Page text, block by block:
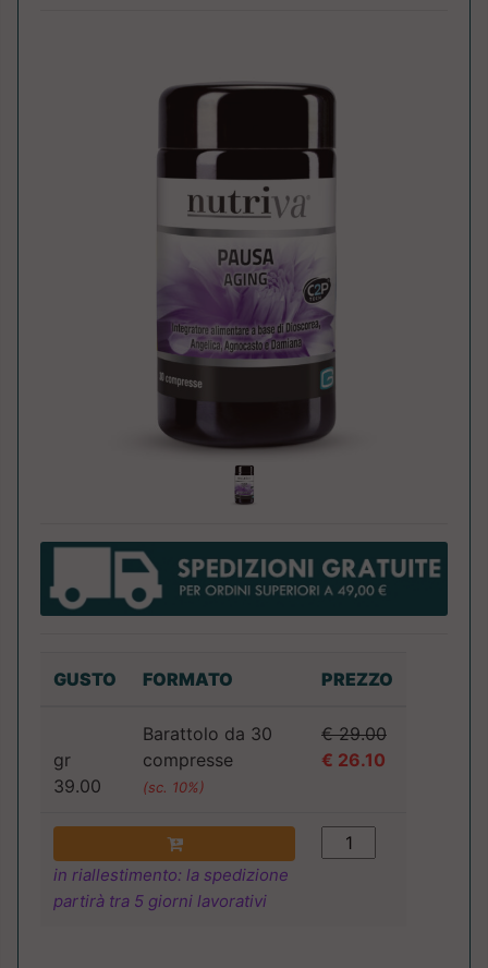
GUSTO FORMATO PREZZO
gr
39.00
Barattolo da 30
compresse
(sc. 10%)
€ 29.00
€ 26.10
in riallestimento: la spedizione
partirà tra 5 giorni lavorativi